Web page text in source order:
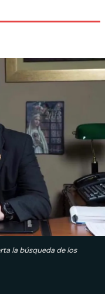
la búsqueda de los